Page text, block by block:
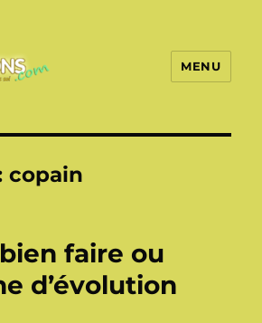
MENU
copain
faire ou
d’évolution